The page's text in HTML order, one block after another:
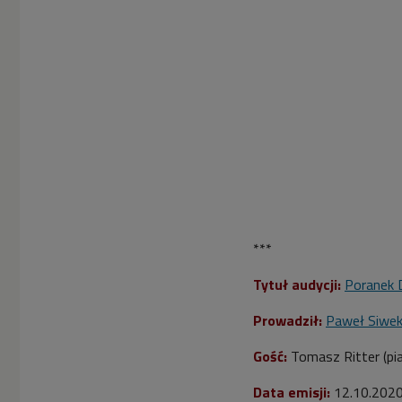
***
Tytuł audycji: Poranek
Prowadził: Paweł Siwek
Gość: Tomasz Ritter
Data emisji: 12.10.2020